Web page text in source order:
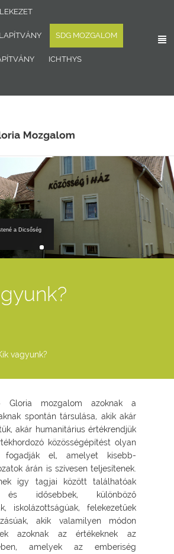
SDG MOZGALOM
ICHTHYS
a Dicsőség
vagyunk?
mozgalom azoknak a
spontán társulása, akik akár
akár humanitárius értékrendjük
közösségépítést olyan
fogadják el, amelyet kisebb-
árán is szívesen teljesítenek.
így tagjai között találhatóak
és idősebbek, különböző
iskolázottságúak, felekezetűek
akik valamilyen módon
azoknak az értékeknek az
amelyek az emberiség